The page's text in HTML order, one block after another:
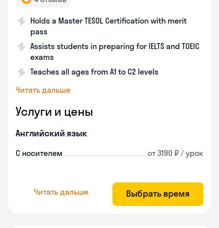
Holds a Master TESOL Certification with merit
pass
Assists students in preparing for IELTS and TOEIC
exams
Teaches all ages from A1 to C2 levels
Читать дальше
Услуги и цены
Английский язык
С носителем от 3190 ₽ / урок
Читать дальше Выбрать время